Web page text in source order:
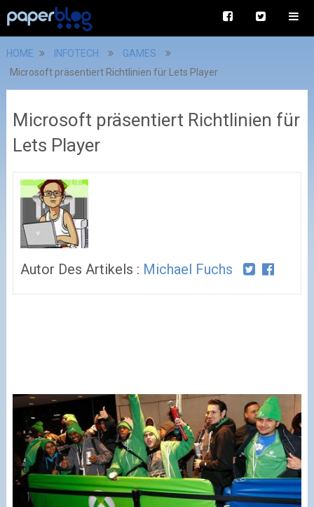
HOME INFOTECH
GAMES
Microsoft präsentiert Richtlinien für Lets Player
Microsoft präsentiert Richtlinien für
Lets Player
Autor Des Artikels : Michael Fuchs